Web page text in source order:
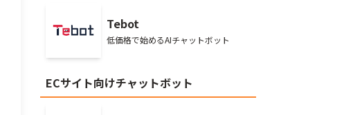
Tebot
低価格で始めるAIチャットボット
ECサイト向けチャットボット